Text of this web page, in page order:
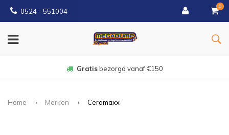
0524 - 551004
0
Gratisbezorgd vanaf €150
Home Merken Ceramaxx